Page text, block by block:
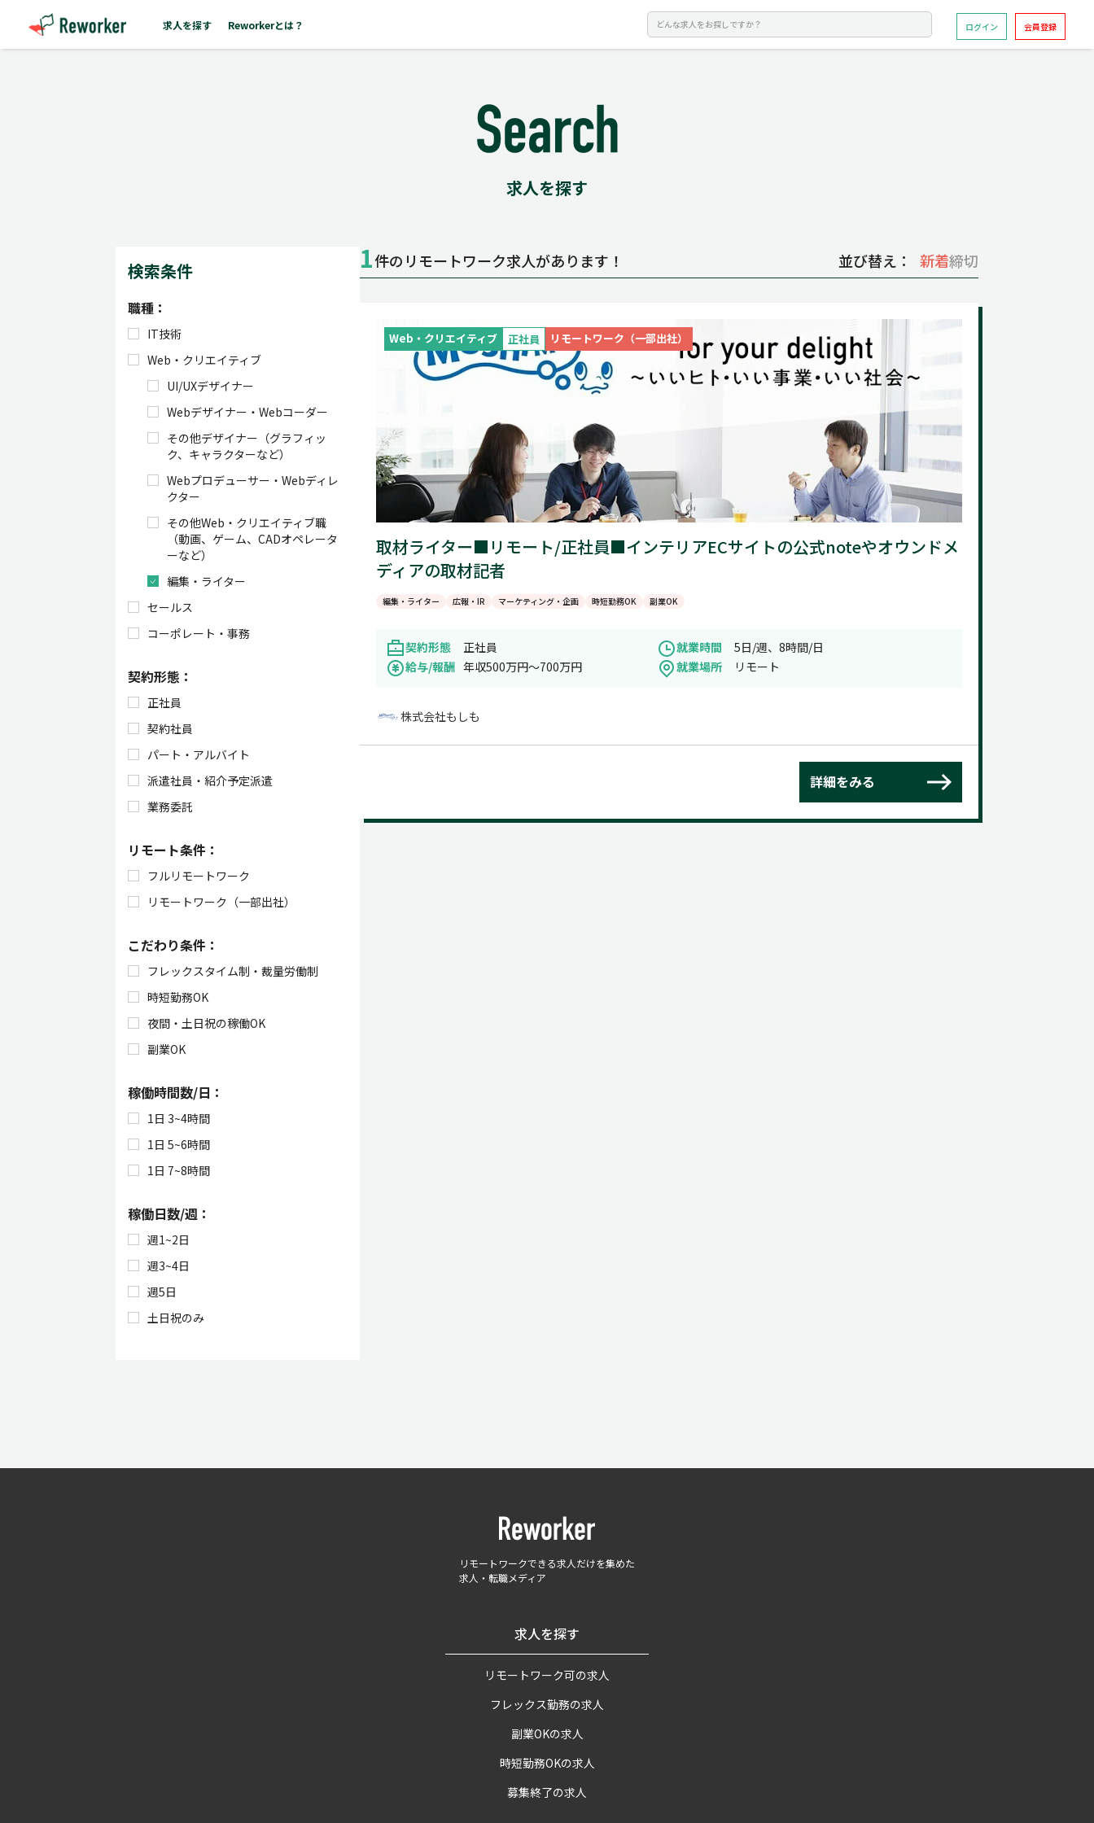
求人を探す Reworkerとは？ ログイン 会員登録
求人を探す
検索条件
職種：
IT技術
Web・クリエイティブ
UI/UXデザイナー
Webデザイナー・Webコーダー
その他デザイナー（グラフィッ
ク、キャラクターなど）
Webプロデューサー・Webディレ
クター
その他Web・クリエイティブ職
（動画、ゲーム、CADオペレータ
ーなど）
編集・ライター
セールス
コーポレート・事務
契約形態：
正社員
契約社員
パート・アルバイト
派遣社員・紹介予定派遣
業務委託
リモート条件：
フルリモートワーク
リモートワーク（一部出社）
こだわり条件：
フレックスタイム制・裁量労働制
時短勤務OK
夜間・土日祝の稼働OK
副業OK
稼働時間数/日：
1日 3~4時間
1日 5~6時間
1日 7~8時間
稼働日数/週：
週1~2日
週3~4日
週5日
土日祝のみ
1件のリモートワーク求人があります！ 並び替え： 新着締切
Web・クリエイティブ 正社員 リモートワーク（一部出社）
取材ライター■リモート/正社員■インテリアECサイトの公式noteやオウンドメ
ディアの取材記者
編集・ライター 広報・IR マーケティング・企画 時短勤務OK 副業OK
契約形態 正社員 就業時間
5日/週、8時間/日
給与/報酬 年収500万円～700万円 就業場所 リモート
株式会社もしも
詳細をみる
リモートワークできる求人だけを集めた
求人・転職メディア
求人を探す
リモートワーク可の求人
フレックス勤務の求人
副業OKの求人
時短勤務OKの求人
募集終了の求人